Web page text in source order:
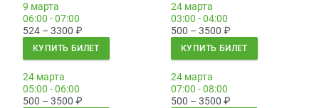
9 марта
06:00 - 07:00
524 – 3300 ₽
КУПИТЬ БИЛЕТ
24 марта
03:00 - 04:00
500 – 3500 ₽
КУПИТЬ БИЛЕТ
24 марта
05:00 - 06:00
500 – 3500 ₽
24 марта
07:00 - 08:00
500 – 3500 ₽